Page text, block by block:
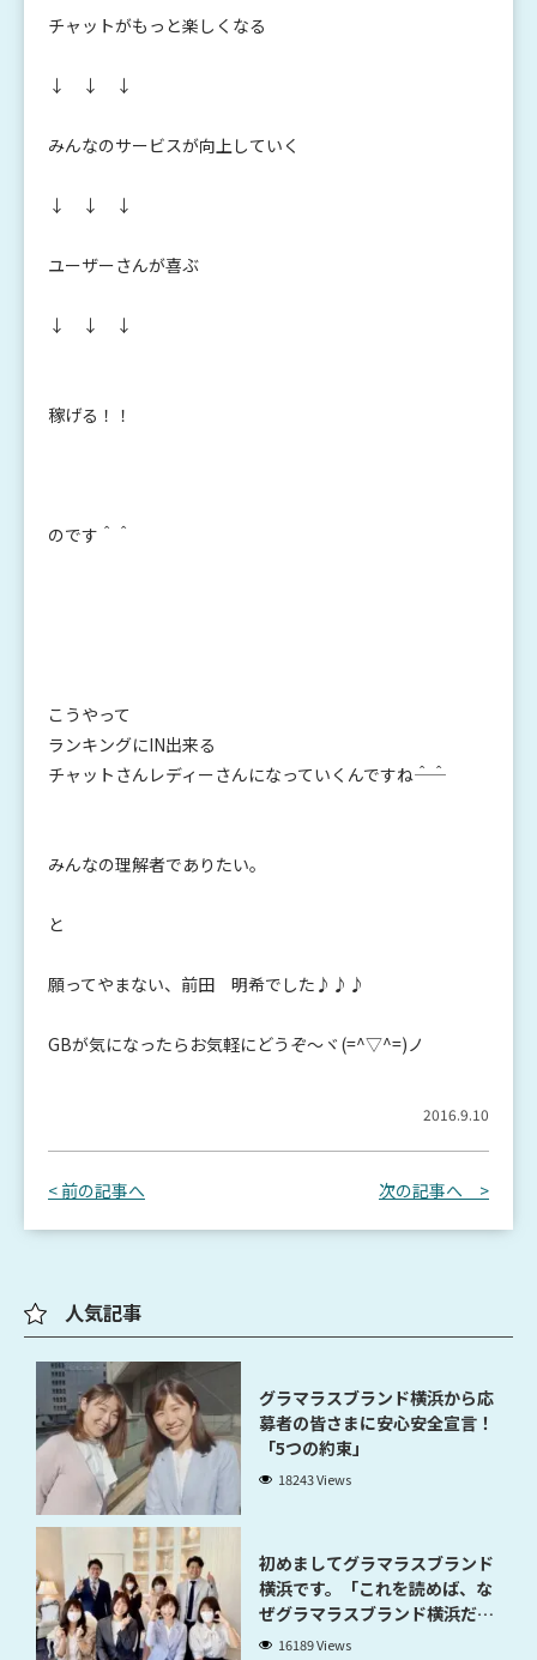
チャットがもっと楽しくなる
↓ ↓ ↓
みんなのサービスが向上していく
↓ ↓ ↓
ユーザーさんが喜ぶ
↓ ↓ ↓
稼げる！！
のです＾＾
こうやって
ランキングにIN出来る
チャットさんレディーさんになっていくんですね――＾＾
みんなの理解者でありたい。
と
願ってやまない、前田 明希でした♪♪♪
GBが気になったらお気軽にどうぞ～ヾ(=^▽^=)ノ
2016.9.10
< 前の記事へ 次の記事へ >
人気記事
グラマラスブランド横浜から応
募者の皆さまに安心安全宣言！
「5つの約束」
18243 Views
初めましてグラマラスブランド
横浜です。「これを読めば、な
ぜグラマラスブランド横浜だと
稼げるのかが分かります」
16189 Views